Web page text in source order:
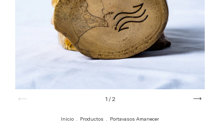
1 /2
Inicio . Productos . Portavasos Amanecer